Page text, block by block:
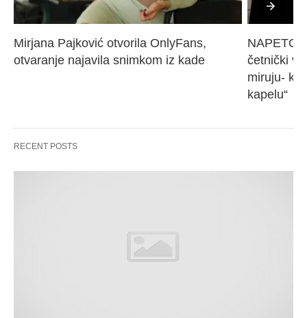
Mirjana Pajković otvorila OnlyFans,
otvaranje najavila snimkom iz kade
NAPETO
četnički
miruju-
kapelu“
RECENT POSTS